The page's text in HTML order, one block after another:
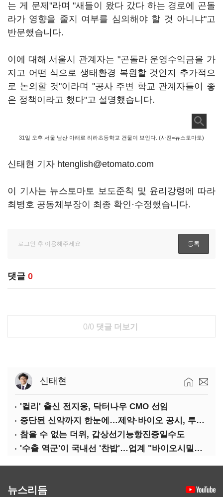
는 게 문제"라며 "새들이 왔다 갔다 하는 경로에 곤돌
라가 영향을 줄지 여부를 심의해야 할 것 아니냐"고
반문했습니다.
이에 대해 서울시 관계자는 "곤돌라 운영수익금을 가
지고 어떤 식으로 생태환경 복원할 것인지 추가적으
로 논의할 것"이라며 "공사 주변 학교 관계자들이 좋
은 정책이라고 했다"고 설명했습니다.
31일 오후 서울 남산 아래로 리라초등학교 건물이 보인다. (사진=뉴스토마토)
신태현 기자 htenglish@etomato.com
이 기사는 뉴스토마토 보도준칙 및 윤리강령에 따라
최병호 공동체부장이 최종 확인·수정했습니다.
댓글 0
0/0 댓글 더보기
신태현
'컬리' 출신 전지웅, 닥터나우 CMO 선임
중단된 신약까지 한눈에…제약·바이오 공시, 투명해진다
참을 수 없는 더위, 갑상선기능항진증일수도
'수출 역군'이 국내선 '찬밥'…업계 "바이오시밀러 인센티브 다각화 필요"
뉴스리듬